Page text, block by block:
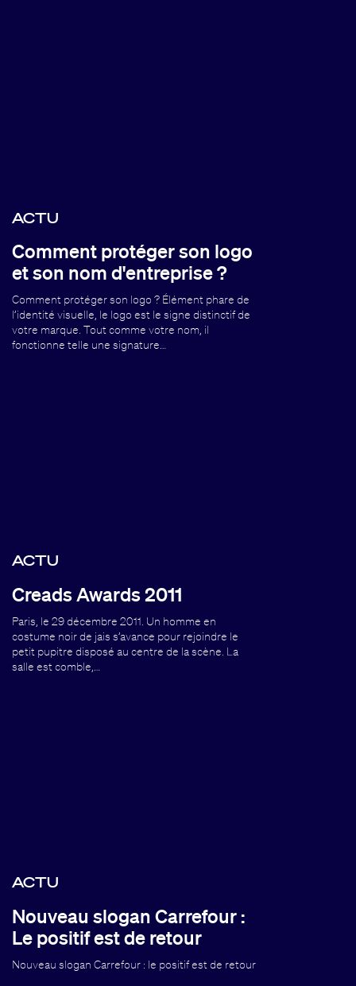
ACTU
Comment protéger son logo
et son nom d'entreprise ?
Comment protéger son logo ? Élément phare de
l’identité visuelle, le logo est le signe distinctif de
votre marque. Tout comme votre nom, il
fonctionne telle une signature…
ACTU
Creads Awards 2011
Paris, le 29 décembre 2011. Un homme en
costume noir de jais s’avance pour rejoindre le
petit pupitre disposé au centre de la scène. La
salle est comble,…
ACTU
Nouveau slogan Carrefour :
Le positif est de retour
Nouveau slogan Carrefour : le positif est de retour